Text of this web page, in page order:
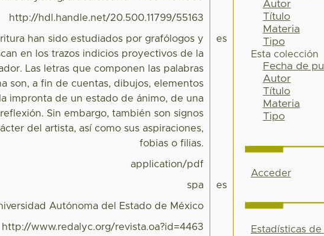
http://hdl.handle.net/20.500.11799/55163
han sido estudiados por grafólogos y
en los trazos indicios proyectivos de la
Las letras que componen las palabras
son, a fin de cuentas, dibujos, elementos
impronta de un estado de ánimo, de una
Sin embargo, también son signos
del artista, así como sus aspiraciones,
fobias o filias.
es
application/pdf
spa es
Autónoma del Estado de México
http://www.redalyc.org/revista.oa?id=4463
Autor
Título
Materia
Tipo
Esta colección
Fecha de
Autor
Título
Materia
Tipo
Acceder
Estadísticas de